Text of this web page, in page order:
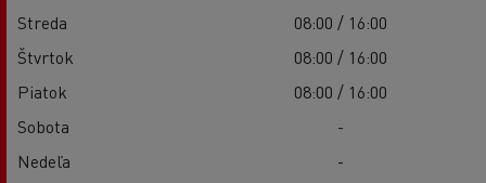
Streda
08:00 / 16:00
Štvrtok
08:00 / 16:00
Piatok
08:00 / 16:00
Sobota
-
Nedeľa
-